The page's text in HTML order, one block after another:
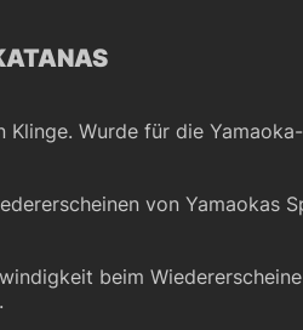
Klinge. Wurde für die Yamaoka-
von Yamaokas
beim